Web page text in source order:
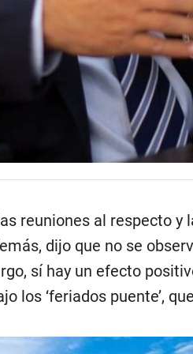
reuniones al respecto
dijo que no se
sí hay un efecto
los ‘feriados puente’,